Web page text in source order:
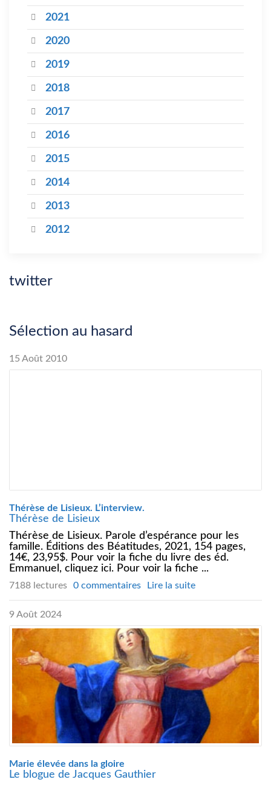
2021
2020
2019
2018
2017
2016
2015
2014
2013
2012
twitter
Sélection au hasard
15 Août 2010
Thérèse de Lisieux. L’interview.
Thérèse de Lisieux
Thérèse de Lisieux. Parole d’espérance pour les
famille. Éditions des Béatitudes, 2021, 154 pages,
14€, 23,95$. Pour voir la fiche du livre des éd.
Emmanuel, cliquez ici. Pour voir la fiche ...
7188 lectures 0 commentaires Lire la suite
9 Août 2024
Marie élevée dans la gloire
Le blogue de Jacques Gauthier